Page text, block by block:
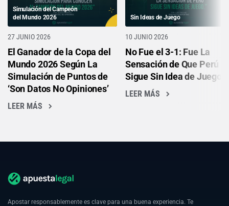
Simulación del Campeón
del Mundo 2026
27 JUNIO 2026
El Ganador de la Copa del
Mundo 2026 Según La
Simulación de Puntos de
‘Son Datos No Opiniones’
LEER MÁS
Sin Ideas de Juego
10 JUNIO 2026
No Fue el 3-1: Fue La
Sensación de Que Perú
Sigue Sin Idea de Juego
LEER MÁS
Apostar responsablemente es clave para una buena experiencia. Te